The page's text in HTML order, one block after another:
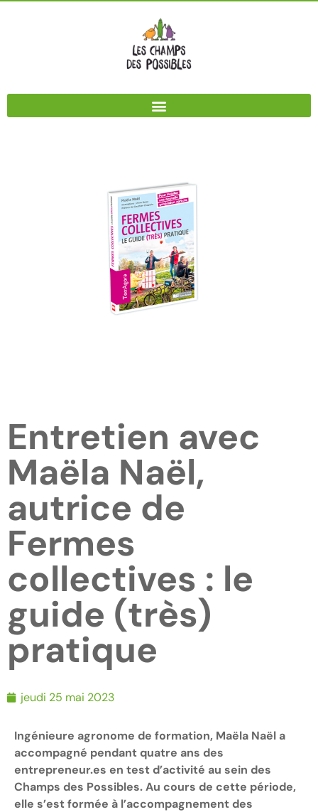
Entretien avec
Maëla Naël,
autrice de
Fermes
collectives : le
guide (très)
pratique
jeudi 25 mai 2023
Ingénieure agronome de formation, Maëla Naël a
accompagné pendant quatre ans des
entrepreneur.es en test d’activité au sein des
Champs des Possibles. Au cours de cette période,
elle s’est formée à l’accompagnement des